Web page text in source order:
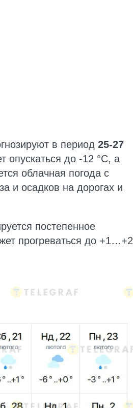
в период 25-27
опускаться до -12 °C, а
облачная погода с
и осадков на дорогах и
постепенное
прогреваться до +1…+2